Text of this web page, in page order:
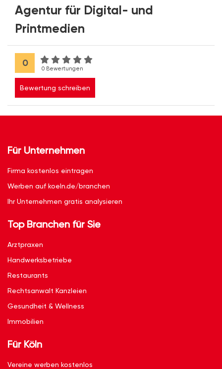
Agentur für Digital- und
Printmedien
0
0 Bewertungen
Bewertung schreiben
Für Unternehmen
Firma kostenlos eintragen
Werben auf koeln.de/branchen
Ihr Unternehmen gratis analysieren
Top Branchen für Sie
Arztpraxen
Handwerksbetriebe
Restaurants
Rechtsanwalt Kanzleien
Gesundheit & Wellness
Immobilien
Für Köln
Vereine werben kostenlos